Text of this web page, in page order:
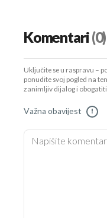
Komentari(0)
Uključite se u raspravu –
ponudite svoj pogled na
zanimljiv dijalog i
Važna obavijest !